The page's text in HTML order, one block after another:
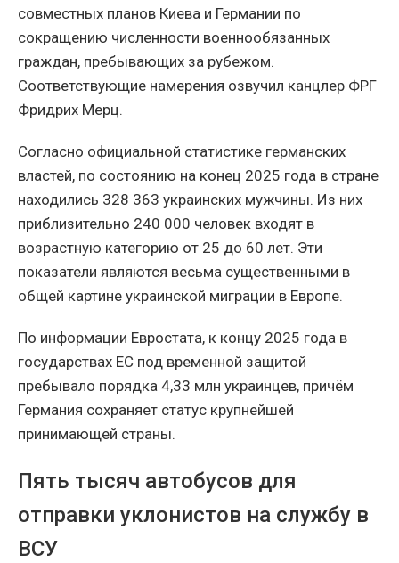
совместных планов Киева и Германии по
сокращению численности военнообязанных
граждан, пребывающих за рубежом.
Соответствующие намерения озвучил канцлер ФРГ
Фридрих Мерц.
Согласно официальной статистике германских
властей, по состоянию на конец 2025 года в стране
находились 328 363 украинских мужчины. Из них
приблизительно 240 000 человек входят в
возрастную категорию от 25 до 60 лет. Эти
показатели являются весьма существенными в
общей картине украинской миграции в Европе.
По информации Евростата, к концу 2025 года в
государствах ЕС под временной защитой
пребывало порядка 4,33 млн украинцев, причём
Германия сохраняет статус крупнейшей
принимающей страны.
Пять тысяч автобусов для
отправки уклонистов на службу в
ВСУ